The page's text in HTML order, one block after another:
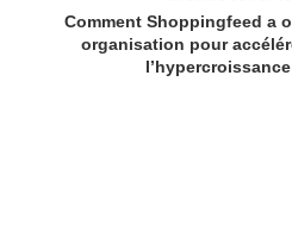
Comment Shoppingfeed a
organisation pour